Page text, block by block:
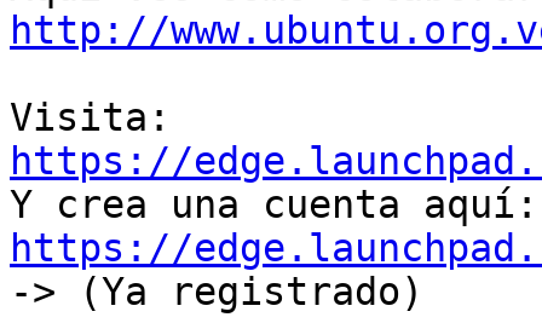
http://
https://
https://
-> (Ya registrado)